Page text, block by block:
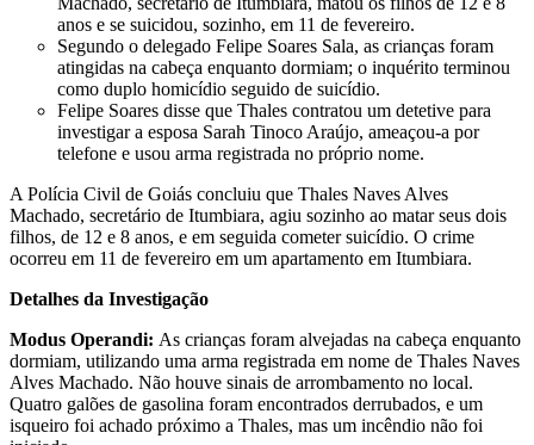
anos e se suicidou, sozinho, em 11 de fevereiro.
Segundo o delegado Felipe Soares Sala, as crianças foram
atingidas na cabeça enquanto dormiam; o inquérito terminou
como duplo homicídio seguido de suicídio.
Felipe Soares disse que Thales contratou um detetive para
investigar a esposa Sarah Tinoco Araújo, ameaçou-a por
telefone e usou arma registrada no próprio nome.
A Polícia Civil de Goiás concluiu que Thales Naves Alves
Machado, secretário de Itumbiara, agiu sozinho ao matar seus dois
filhos, de 12 e 8 anos, e em seguida cometer suicídio. O crime
ocorreu em 11 de fevereiro em um apartamento em Itumbiara.
Detalhes da Investigação
Modus Operandi: As crianças foram alvejadas na cabeça enquanto
dormiam, utilizando uma arma registrada em nome de Thales Naves
Alves Machado. Não houve sinais de arrombamento no local.
Quatro galões de gasolina foram encontrados derrubados, e um
isqueiro foi achado próximo a Thales, mas um incêndio não foi